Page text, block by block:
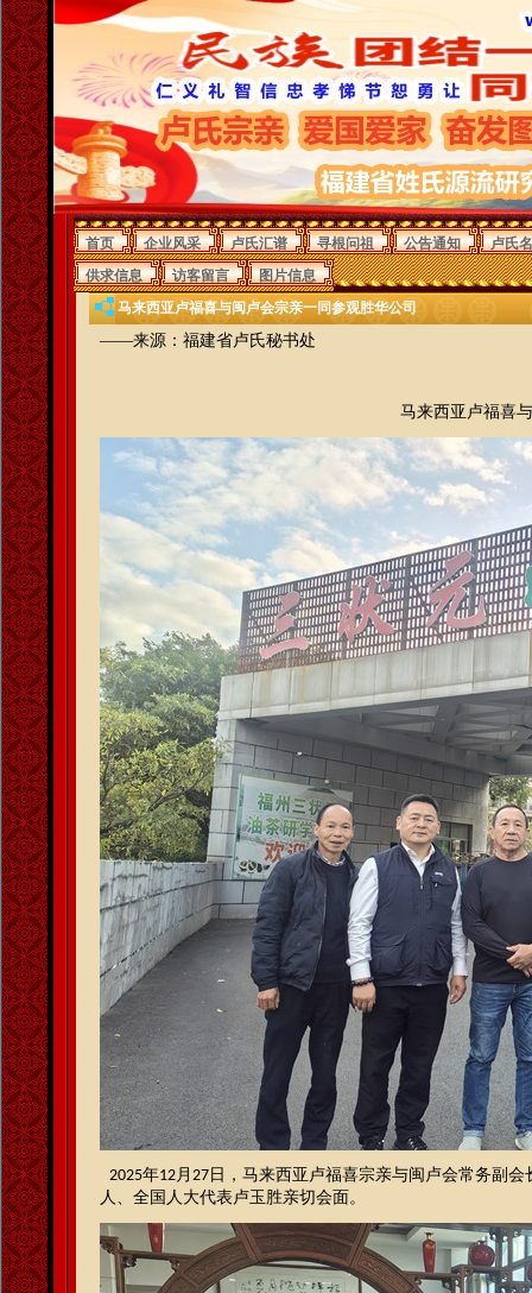
首页 企业风采 卢氏汇谱 寻根问祖 公告通知
卢氏
供求信息
访客留言
图片信息
马来西亚卢福喜与闽卢会宗亲一同参观胜华公司
——来源：福建省卢氏秘书处
马来西亚卢福喜
2025年12月 27 日，马来西亚卢福喜宗亲与闽卢会常务副
人、全国人大代表卢玉胜亲切会面。